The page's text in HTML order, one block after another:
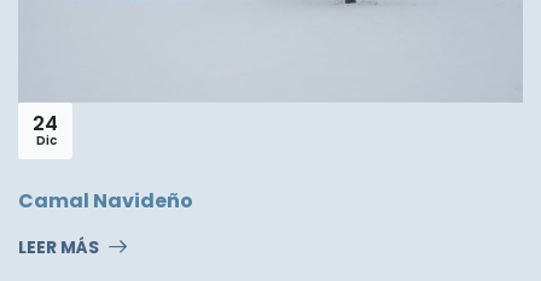
Óscar Slevh Pózel: Premio Nacional de Poesía